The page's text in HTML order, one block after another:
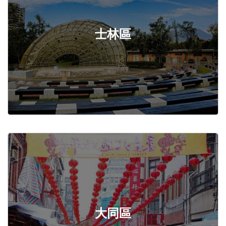
士林區
大同區